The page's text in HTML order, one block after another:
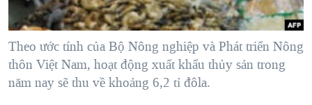
KINH TẾ
KHOA HỌC
SỨC KHOẺ
VĂN HOÁ
GIẢI MÃ VÀNH ĐAI & CON ĐƯỜNG
NGÀY TỊ NẠN THẾ GIỚI
TRỊNH VĨNH BÌNH - NGƯỜI HẠ 'BÊN THẮNG CUỘC'
GROUND ZERO – XƯA VÀ NAY
MẠNG XÃ HỘI
Ngôn ngữ khác
Theo ước tính của Bộ Nông nghiệp và Phát triển Nông
thôn Việt Nam, hoạt động xuất khẩu thủy sản trong
năm nay sẽ thu về khoảng 6,2 tỉ đôla.